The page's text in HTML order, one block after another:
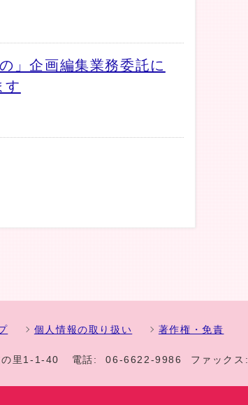
」企画編集業務委託に
す
個人情報の取り扱い 著作権・免責
里1-1-40 電話: 06-6622-9986 ファックス: